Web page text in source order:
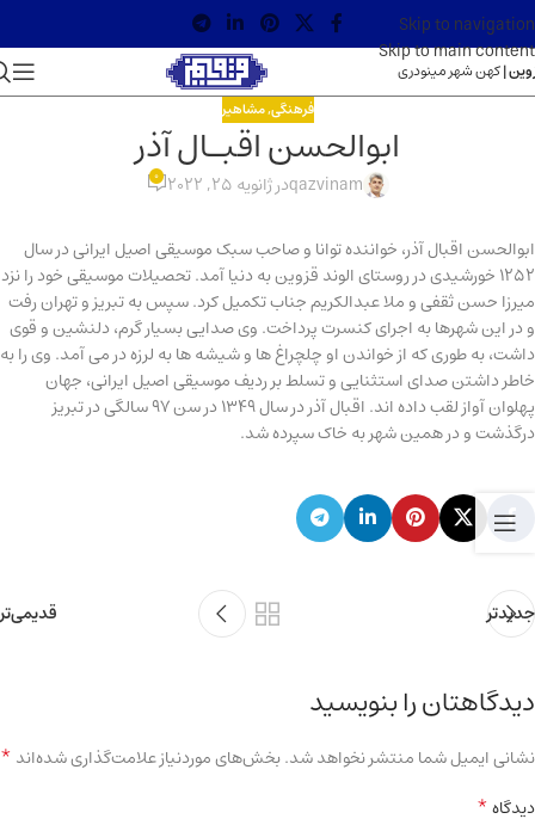
Skip to navigation
Skip to main content
|کهن شهر مینودری
فرهنگی,مشاهیر
ابوالحسن اقبـال آذر
qazvinamدر ژانویه 25, 2022 0
ابوالحسن اقبال آذر، خواننده توانا و صاحب سبک موسیقی اصیل ایرانی در سال
1252 خورشیدی در روستای الوند قزوین به دنیا آمد. تحصیلات موسیقی خود را نزد
میرزا حسن ثقفی و ملا عبدالکریم جناب تکمیل کرد. سپس به تبریز و تهران رفت
و در این شهرها به اجرای کنسرت پرداخت. وی صدایی بسیار گرم، دلنشین و قوی
داشت، به طوری که از خواندن او چلچراغ ها و شیشه ها به لرزه در می آمد. وی را به
خاطر داشتن صدای استثنایی و تسلط بر ردیف موسیقی اصیل ایرانی، جهان
پهلوان آواز لقب داده اند. اقبال آذر در سال 1349 در سن 97 سالگی در تبریز
درگذشت و در همین شهر به خاک سپرده شد.
جدیدتر قدیمی‌تر
دیدگاهتان را بنویسید
نشانی ایمیل شما منتشر نخواهد شد.بخش‌های موردنیاز علامت‌گذاری شده‌اند *
دیدگاه*